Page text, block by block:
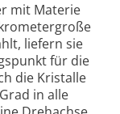
mit Materie
liefern sie
für die
die Kristalle
in alle